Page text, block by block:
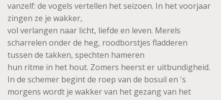
vanzelf: de vogels vertellen het seizoen. In het voorjaar
zingen ze je wakker,
vol verlangen naar licht, liefde en leven. Merels
scharrelen onder de heg, roodborstjes fladderen
tussen de takken, spechten hameren
hun ritme in het hout. Zomers heerst er uitbundigheid.
In de schemer begint de roep van de bosuil en 's
morgens wordt je wakker van het gezang van het